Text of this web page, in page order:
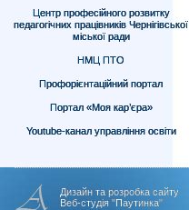
Центр професійного розвитку
педагогічних працівників Чернігівської
міської ради
НМЦ ПТО
Профорієнтаційний портал
Портал «Моя кар’єра»
Youtube-канал управління освіти
Дизайн та розробка сайту
Веб-студія "Паутинка"